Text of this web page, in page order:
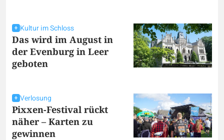
Kultur im Schloss
Das wird im August in
der Evenburg in Leer
geboten
Verlosung
Pixxen-Festival rückt
näher – Karten zu
gewinnen